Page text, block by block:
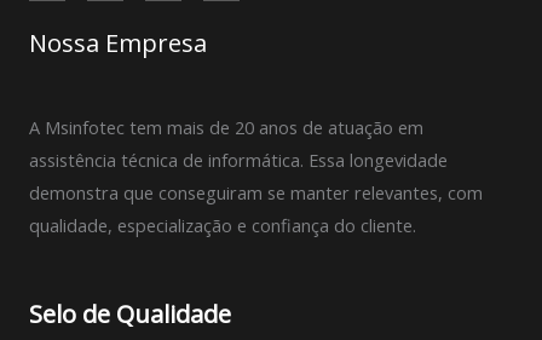
Nossa Empresa
A Msinfotec tem mais de 20 anos de atuação em
assistência técnica de informática. Essa longevidade
demonstra que conseguiram se manter relevantes, com
qualidade, especialização e confiança do cliente.
Selo de Qualidade